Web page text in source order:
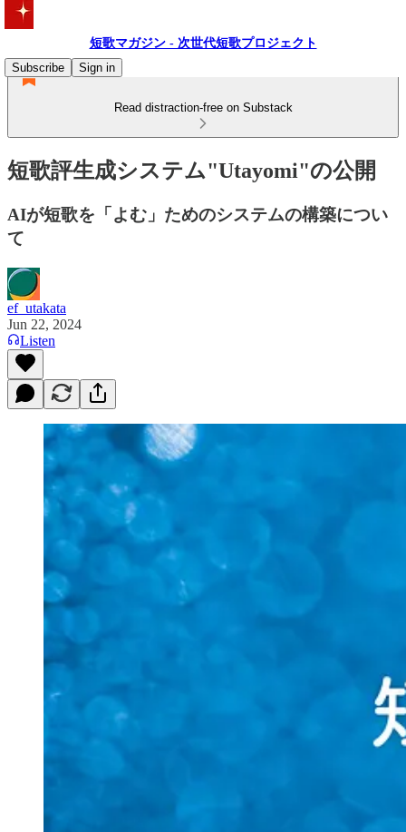
短歌マガジン - 次世代短歌プロジェクト
Subscribe
Sign in
Read distraction-free on Substack
短歌評生成システム"Utayomi"の公開
AIが短歌を「よむ」ためのシステムの構築につい
て
ef_utakata
Jun 22, 2024
Listen